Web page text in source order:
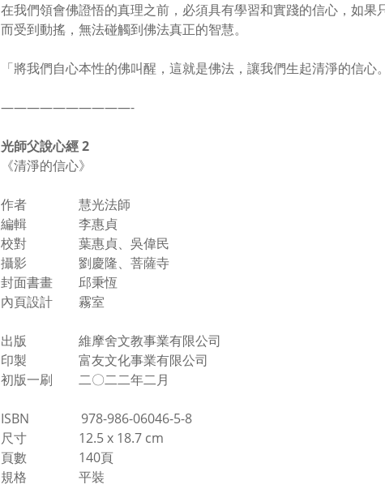
在我們領會佛證悟的真理之前，必須具有學習和實踐的信心，如
而受到動搖，無法碰觸到佛法真正的智慧。
「將我們自心本性的佛叫醒，這就是佛法，讓我們生起清淨的信心
——————————-
光師父說心經 2
《清淨的信心》
作者 慧光法師
編輯 李惠貞
校對 葉惠貞、吳偉民
攝影 劉慶隆、菩薩寺
封面書畫 邱秉恆
內頁設計 霧室
出版 維摩舍文教事業有限公司
印製 富友文化事業有限公司
初版一刷 二〇二二年二月
ISBN 978-986-06046-5-8
尺寸 12.5 x 18.7 cm
頁數 140頁
規格 平裝